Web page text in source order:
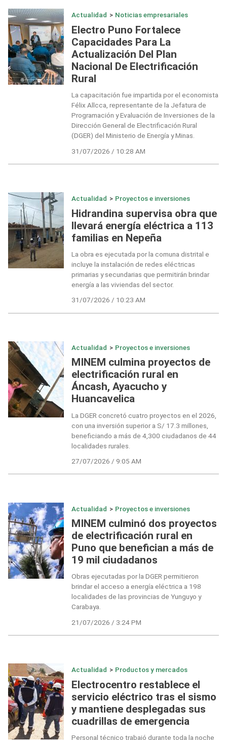
Actualidad > Noticias empresariales
Electro Puno Fortalece
Capacidades Para La
Actualización Del Plan
Nacional De Electrificación
Rural
La capacitación fue impartida por el economista
Félix Allcca, representante de la Jefatura de
Programación y Evaluación de Inversiones de la
Dirección General de Electrificación Rural
(DGER) del Ministerio de Energía y Minas.
31/07/2026 / 10:28 AM
Actualidad > Proyectos e inversiones
Hidrandina supervisa obra que
llevará energía eléctrica a 113
familias en Nepeña
La obra es ejecutada por la comuna distrital e
incluye la instalación de redes eléctricas
primarias y secundarias que permitirán brindar
energía a las viviendas del sector.
31/07/2026 / 10:23 AM
Actualidad > Proyectos e inversiones
MINEM culmina proyectos de
electrificación rural en
Áncash, Ayacucho y
Huancavelica
La DGER concretó cuatro proyectos en el 2026,
con una inversión superior a S/ 17.3 millones,
beneficiando a más de 4,300 ciudadanos de 44
localidades rurales.
27/07/2026 / 9:05 AM
Actualidad > Proyectos e inversiones
MINEM culminó dos proyectos
de electrificación rural en
Puno que benefician a más de
19 mil ciudadanos
Obras ejecutadas por la DGER permitieron
brindar el acceso a energía eléctrica a 198
localidades de las provincias de Yunguyo y
Carabaya.
21/07/2026 / 3:24 PM
Actualidad > Productos y mercados
Electrocentro restablece el
servicio eléctrico tras el sismo
y mantiene desplegadas sus
cuadrillas de emergencia
Personal técnico trabajó durante toda la noche